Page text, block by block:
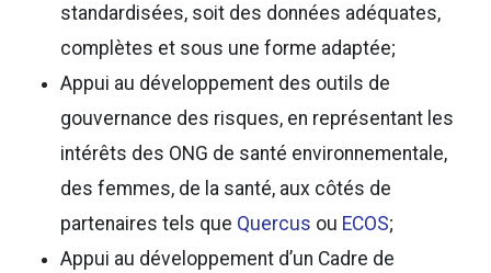
standardisées, soit des données adéquates,
complètes et sous une forme adaptée;
Appui au développement des outils de
gouvernance des risques, en représentant les
intérêts des ONG de santé environnementale,
des femmes, de la santé, aux côtés de
partenaires tels que Quercus ou ECOS;
Appui au développement d’un Cadre de